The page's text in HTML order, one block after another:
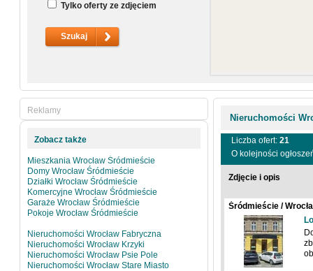
Tylko oferty ze zdjęciem
Nieruchomości
Liczba ofert: 21
O kolejności
Zdjęcie i opis
Śródmieście /
Reklamy
Zobacz także
Mieszkania Wrocław Śródmieście
Domy Wrocław Śródmieście
Działki Wrocław Śródmieście
Komercyjne Wrocław Śródmieście
Garaże Wrocław Śródmieście
Pokoje Wrocław Śródmieście
Nieruchomości Wrocław Fabryczna
Nieruchomości Wrocław Krzyki
Nieruchomości Wrocław Psie Pole
Nieruchomości Wrocław Stare Miasto